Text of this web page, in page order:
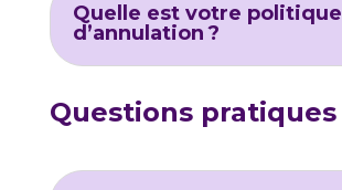
Quelle est votre politique
d’annulation ?
Questions pratiques